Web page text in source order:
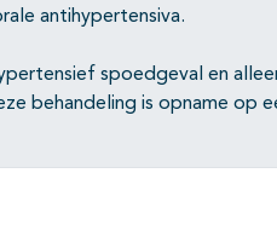
antihypertensiva.
spoedgeval en
behandeling is opname op